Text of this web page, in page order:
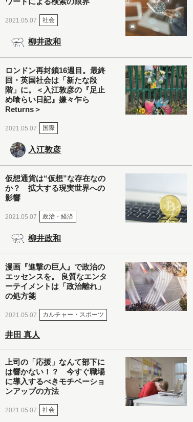
2021.05.07 社会
柳井政和
ロンドン再封鎖16週目。最終
回・英国社会は「新たな段
階」に。＜入江敦彦の『足止
め喰らい日記』嫌々乍ら
Returns＞
2021.05.07 国際
入江敦彦
仮想通貨は“仮想”な存在なの
か？ 拡大する現実世界への
影響
2021.05.07 政治・経済
柳井政和
漫画『進撃の巨人』で政治の
エッセンスを。 良質なエンタ
ーテイメントは「政治離れ」
の処方箋
2021.05.07 カルチャー・スポーツ
井田 真人
上司の「応援」なんて部下に
は響かない！？ 今すぐ職場
に導入するべきモチベーショ
ンアップの方法
2021.05.07 社会